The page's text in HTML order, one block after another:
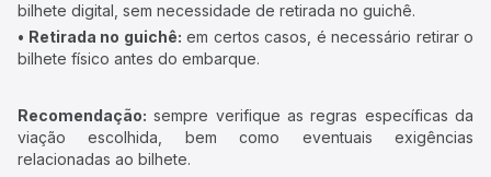
bilhete digital, sem necessidade de retirada no guichê.
• Retirada no guichê: em certos casos, é necessário retirar o
bilhete físico antes do embarque.
Recomendação: sempre verifique as regras específicas da
viação escolhida, bem como eventuais exigências
relacionadas ao bilhete.